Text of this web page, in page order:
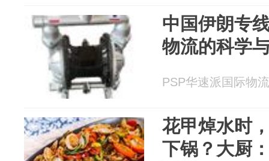
中国伊朗专
物流的科学
PSP华速派国际物
花甲焯水时
下锅？大厨